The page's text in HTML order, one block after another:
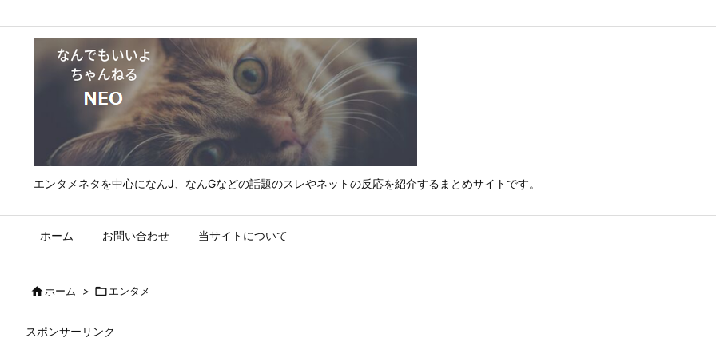
エンタメネタを中心になんJ、なんGなどの話題のスレやネットの反応を紹介するまとめサイトです。
ホーム お問い合わせ 当サイトについて
ホーム > エンタメ
スポンサーリンク